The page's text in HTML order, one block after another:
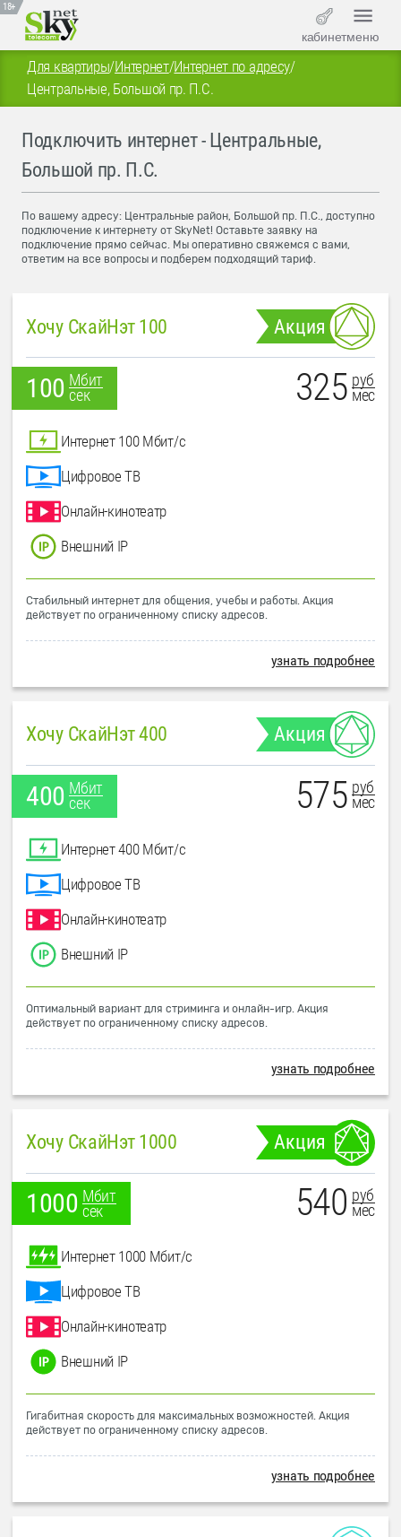
18+
кабинетменю
Для квартиры/Интернет/Интернет по адресу/
Центральные, Большой пр. П.С.
Подключить интернет - Центральные,
Большой пр. П.С.
По вашему адресу: Центральные район, Большой пр. П.С., доступно
подключение к интернету от SkyNet! Оставьте заявку на
подключение прямо сейчас. Мы оперативно свяжемся с вами,
ответим на все вопросы и подберем подходящий тариф.
Хочу СкайНэт 100 Акция
100 Мбит
сек
325 руб
мес
Интернет 100 Мбит/с
Цифровое ТВ
Онлайн-кинотеатр
Внешний IP
Стабильный интернет для общения, учебы и работы. Акция
действует по ограниченному списку адресов.
узнать подробнее
Хочу СкайНэт 400 Акция
400 Мбит
сек
575 руб
мес
Интернет 400 Мбит/с
Цифровое ТВ
Онлайн-кинотеатр
Внешний IP
Оптимальный вариант для стриминга и онлайн-игр. Акция
действует по ограниченному списку адресов.
узнать подробнее
Хочу СкайНэт 1000 Акция
1000 Мбит
сек
540 руб
мес
Интернет 1000 Мбит/с
Цифровое ТВ
Онлайн-кинотеатр
Внешний IP
Гигабитная скорость для максимальных возможностей. Акция
действует по ограниченному списку адресов.
узнать подробнее